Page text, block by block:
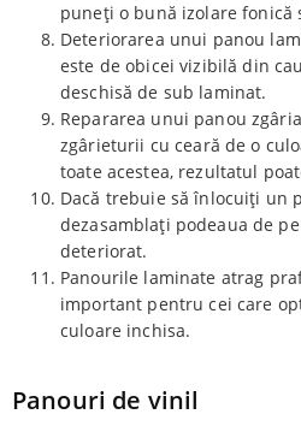
puneți o bună izolare fonică
Deteriorarea unui panou
este de obicei vizibilă din
deschisă de sub laminat.
Repararea unui panou
zgârieturii cu ceară de o
toate acestea, rezultatul
Dacă trebuie să înlocuiți un
dezasamblați podeaua de
deteriorat.
Panourile laminate atrag
important pentru cei care
culoare inchisa.
Panouri de vinil